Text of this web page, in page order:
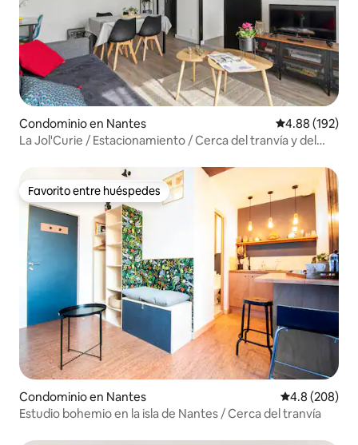
Condominio en Nantes Calificación
4.88 (192)
La Jol'Curie / Estacionamiento / Cerca del tranvía y del
Favorito entre huéspedes
Favorito entre huéspedes
Condominio en Nantes Calificación
4.8 (208)
Estudio bohemio en la isla de Nantes / Cerca del tranvía